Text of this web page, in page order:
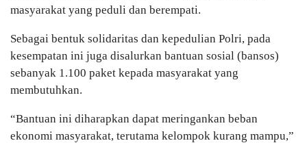
masyarakat yang peduli dan berempati.
Sebagai bentuk solidaritas dan kepedulian Polri, pada
kesempatan ini juga disalurkan bantuan sosial (bansos)
sebanyak 1.100 paket kepada masyarakat yang
membutuhkan.
“Bantuan ini diharapkan dapat meringankan beban
ekonomi masyarakat, terutama kelompok kurang mampu,”